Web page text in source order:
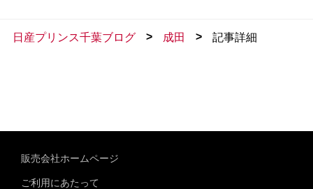
日産プリンス千葉ブログ > 成田 > 記事詳細
販売会社ホームページ
ご利用にあたって